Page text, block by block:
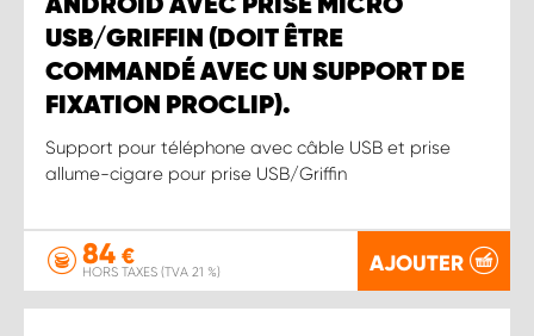
ANDROID AVEC PRISE MICRO
USB/GRIFFIN (DOIT ÊTRE
COMMANDÉ AVEC UN SUPPORT DE
FIXATION PROCLIP).
Support pour téléphone avec câble USB et prise
allume-cigare pour prise USB/Griffin
84 €
HORS TAXES (TVA 21 %) AJOUTER